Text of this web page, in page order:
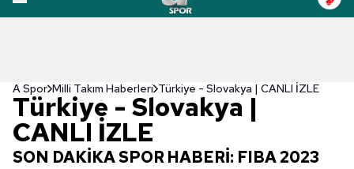
A Spor Milli Takım Haberleri Türkiye - Slovakya | CANLI İZLE
Türkiye - Slovakya |
CANLI İZLE
SON DAKİKA SPOR HABERİ: FIBA 2023